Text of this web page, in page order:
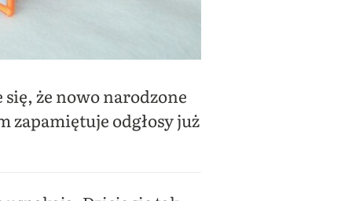
że nowo narodzone
zapamiętuje odgłosy już